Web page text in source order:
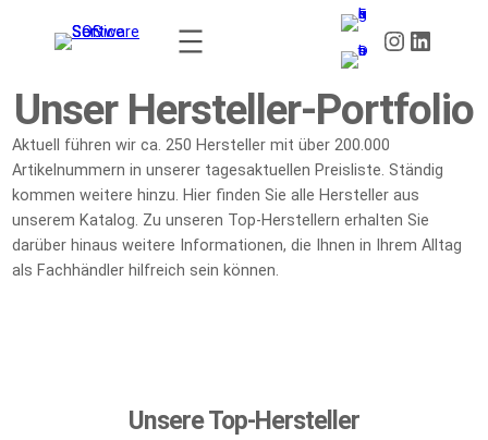
Instagram LinkedIn
Unser Hersteller-Portfolio
Aktuell führen wir ca. 250 Hersteller mit über 200.000
Artikelnummern in unserer tagesaktuellen Preisliste. Ständig
kommen weitere hinzu. Hier finden Sie alle Hersteller aus
unserem Katalog. Zu unseren Top-Herstellern erhalten Sie
darüber hinaus weitere Informationen, die Ihnen in Ihrem Alltag
als Fachhändler hilfreich sein können.
Unsere Top-Hersteller